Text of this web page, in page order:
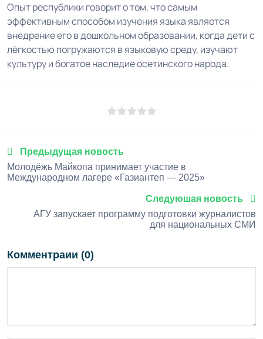
Опыт республики говорит о том, что самым
эффективным способом изучения языка является
внедрение его в дошкольном образовании, когда дети с
лёгкостью погружаются в языковую среду, изучают
культуру и богатое наследие осетинского народа.
Предыдущая новость
Молодёжь Майкопа принимает участие в
Международном лагере «Газиантеп — 2025»
Следуюшая новость
АГУ запускает программу подготовки журналистов
для национальных СМИ
Комментраии (0)